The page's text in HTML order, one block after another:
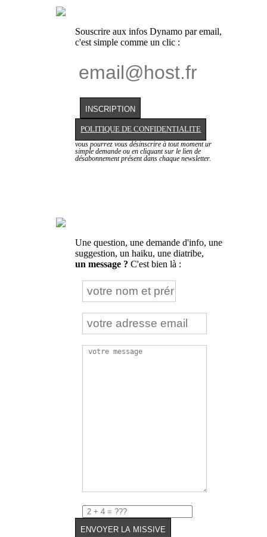
Souscrire aux infos Dynamo par email,
c'est simple comme un clic :
POLITIQUE DE CONFIDENTIALITE
vous pourrez vous désinscrire à tout moment ur
simple demande ou en cliquant sur le lien de
désabonnement présent dans chaque newsletter.
Une question, une demande d'info, une
suggestion, un haiku, une diatribe,
un message ? C'est bien là :